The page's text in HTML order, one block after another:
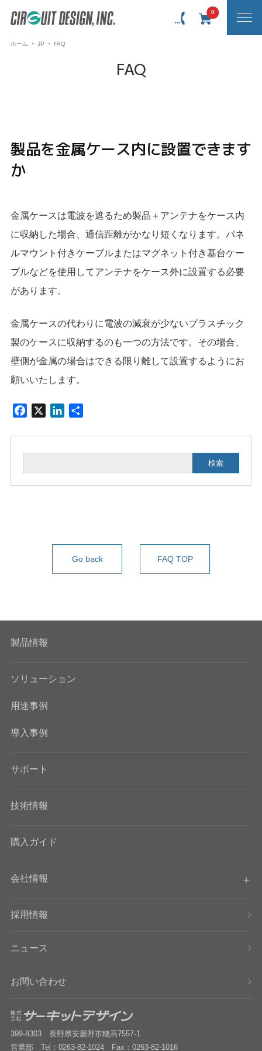
0
ホーム JP FAQ
FAQ
製品を金属ケース内に設置できます
か
金属ケースは電波を遮るため製品＋アンテナをケース内
に収納した場合、通信距離がかなり短くなります。パネ
ルマウント付きケーブルまたはマグネット付き基台ケー
ブルなどを使用してアンテナをケース外に設置する必要
があります。
金属ケースの代わりに電波の減衰が少ないプラスチック
製のケースに収納するのも一つの方法です。その場合、
壁側が金属の場合はできる限り離して設置するようにお
願いいたします。
c
e
n
k
検索
Go back FAQ TOP
製品情報
ソリューション
用途事例
導入事例
サポート
技術情報
購入ガイド
会社情報
採用情報
ニュース
お問い合わせ
399-8303 長野県安曇野市穂高7557-1
営業部 Tel：0263-82-1024 Fax：0263-82-1016